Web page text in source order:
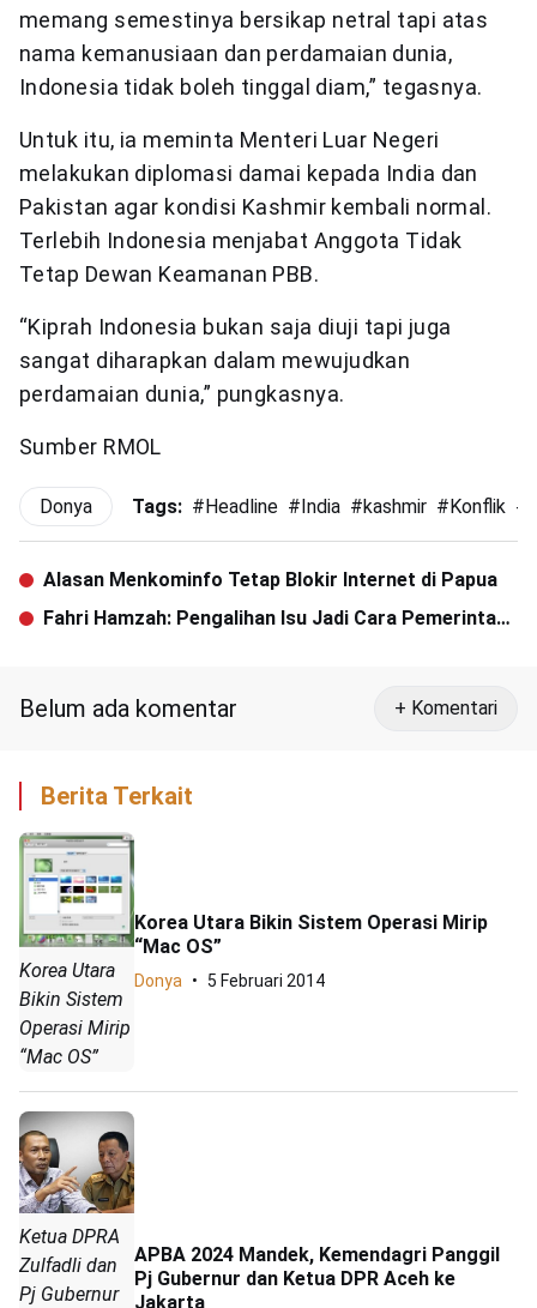
memang semestinya bersikap netral tapi atas
nama kemanusiaan dan perdamaian dunia,
Indonesia tidak boleh tinggal diam,” tegasnya.
Untuk itu, ia meminta Menteri Luar Negeri
melakukan diplomasi damai kepada India dan
Pakistan agar kondisi Kashmir kembali normal.
Terlebih Indonesia menjabat Anggota Tidak
Tetap Dewan Keamanan PBB.
“Kiprah Indonesia bukan saja diuji tapi juga
sangat diharapkan dalam mewujudkan
perdamaian dunia,” pungkasnya.
Sumber RMOL
Donya Tags: #Headline #India #kashmir #Konflik #
Alasan Menkominfo Tetap Blokir Internet di Papua
Fahri Hamzah: Pengalihan Isu Jadi Cara Pemerintah
Belum ada komentar + Komentari
Berita Terkait
Korea Utara
Bikin Sistem
Operasi Mirip
“Mac OS”
Korea Utara Bikin Sistem Operasi Mirip
“Mac OS”
Donya 5 Februari 2014
Ketua DPRA
Zulfadli dan
Pj Gubernur
APBA 2024 Mandek, Kemendagri Panggil
Pj Gubernur dan Ketua DPR Aceh ke
Jakarta